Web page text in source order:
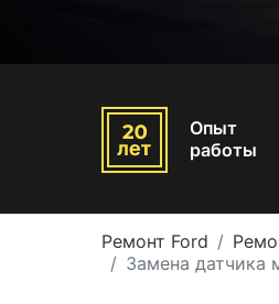
Опыт
работы
Ремонт Ford
Замена датчика